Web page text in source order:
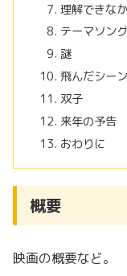
理解できな
テーマソング
謎
飛んだシーン
双子
来年の予告
おわりに
概要
映画の概要など。